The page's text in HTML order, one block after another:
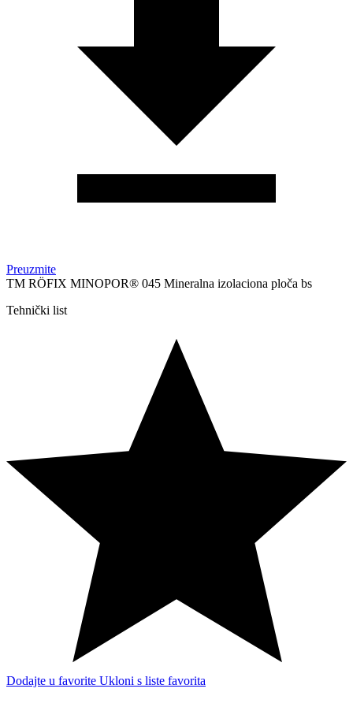
Preuzmite
TM RÖFIX MINOPOR® 045 Mineralna izolaciona ploča bs
Tehnički list
Dodajte u favorite Ukloni s liste favorita